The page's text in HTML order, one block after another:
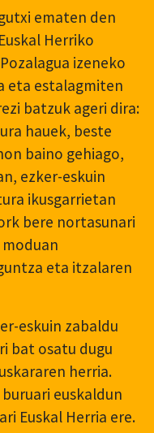
ematen den
Herriko
izeneko
eta estalagmiten
batzuk ageri dira:
hauek, beste
baino gehiago,
ezker-eskuin
ikusgarrietan
bere nortasunari
eta itzalaren
eskuin zabaldu
bat osatu dugu
herria.
euskaldun
Euskal Herria ere.